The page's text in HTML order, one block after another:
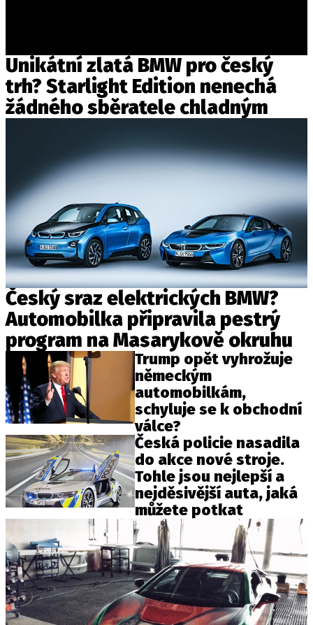
Unikátní zlatá BMW pro český
trh? Starlight Edition nenechá
žádného sběratele chladným
Český sraz elektrických BMW?
Automobilka připravila pestrý
program na Masarykově okruhu
Trump opět vyhrožuje
německým
automobilkám,
schyluje se k obchodní
válce?
Česká policie nasadila
do akce nové stroje.
Tohle jsou nejlepší a
nejděsivější auta, jaká
můžete potkat